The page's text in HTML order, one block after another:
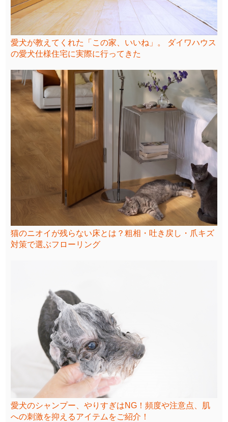
愛犬が教えてくれた「この家、いいね」。 ダイワハウス
の愛犬仕様住宅に実際に行ってきた
猫のニオイが残らない床とは？粗相・吐き戻し・爪キズ
対策で選ぶフローリング
愛犬のシャンプー、やりすぎはNG！頻度や注意点、肌
への刺激を抑えるアイテムをご紹介！